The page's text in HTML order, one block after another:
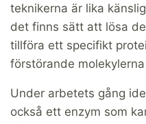
teknikerna är lika
det finns sätt att lösa
tillföra ett specifikt
förstörande
Under arbetets gång
också ett enzym som